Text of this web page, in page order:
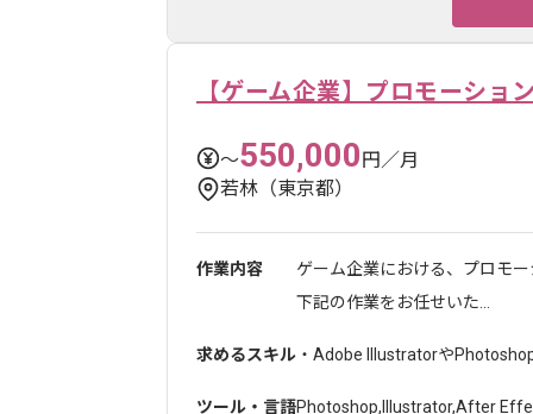
【ゲーム企業】プロモーショ
〜550,000円／月
若林（東京都）
作業内容
ゲーム企業における、プロモ
下記の作業をお任せいた...
求めるスキル ・Adobe Illustratorや
ツール・言語Photoshop, Illustrator,After